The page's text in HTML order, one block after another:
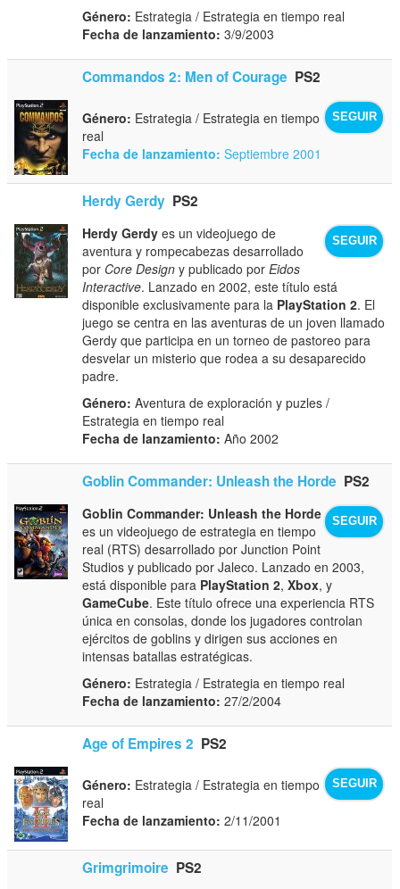
Género: Estrategia / Estrategia en tiempo real
Fecha de lanzamiento: 3/9/2003
Commandos 2: Men of Courage PS2
SEGUIR
Género: Estrategia / Estrategia en tiempo
real
Fecha de lanzamiento: Septiembre 2001
Herdy Gerdy PS2
SEGUIR
Herdy Gerdy es un videojuego de
aventura y rompecabezas desarrollado
por Core Design y publicado porEidos
Interactive. Lanzado en 2002, este título está
disponible exclusivamente para la PlayStation 2. El
juego se centra en las aventuras de un joven llamado
Gerdy que participa en un torneo de pastoreo para
desvelar un misterio que rodea a su desaparecido
padre.
Género: Aventura de exploración y puzles /
Estrategia en tiempo real
Fecha de lanzamiento: Año 2002
Goblin Commander: Unleash the Horde PS2
SEGUIR
Goblin Commander: Unleash the Horde
es un videojuego de estrategia en tiempo
real (RTS) desarrollado por Junction Point
Studios y publicado por Jaleco. Lanzado en 2003,
está disponible para PlayStation 2,Xbox, y
GameCube. Este título ofrece una experiencia RTS
única en consolas, donde los jugadores controlan
ejércitos de goblins y dirigen sus acciones en
intensas batallas estratégicas.
Género: Estrategia / Estrategia en tiempo real
Fecha de lanzamiento: 27/2/2004
Age of Empires 2 PS2
SEGUIR
Género: Estrategia / Estrategia en tiempo
real
Fecha de lanzamiento: 2/11/2001
Grimgrimoire PS2